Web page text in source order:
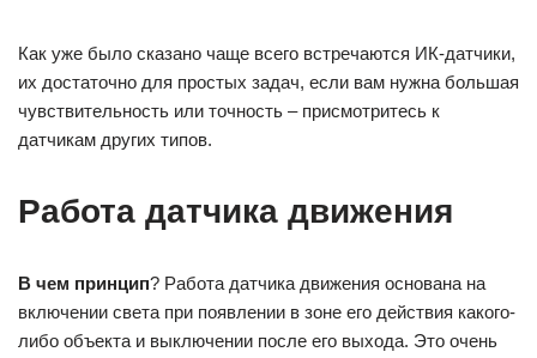
Как уже было сказано чаще всего встречаются ИК-датчики,
их достаточно для простых задач, если вам нужна большая
чувствительность или точность – присмотритесь к
датчикам других типов.
Работа датчика движения
В чем принцип? Работа датчика движения основана на
включении света при появлении в зоне его действия какого-
либо объекта и выключении после его выхода. Это очень